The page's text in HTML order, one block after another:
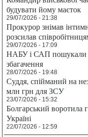
будувати йому маєток
29/07/2026 - 21:38
Прокурор знімав
розсилав
29/07/2026 - 17:09
НАБУ і САП пошукали у
збагачення
28/07/2026 - 19:48
Суддя, спійманий на
млн грн для ЗСУ
23/07/2026 - 15:32
Болгарський воротила
Україні
22/07/2026 - 12:59